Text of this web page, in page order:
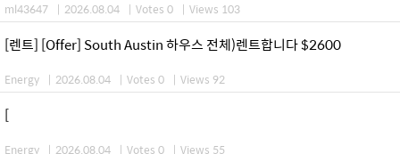
ml43647 | 2026.08.04 | Votes 0 | Views 103
[렌트] [Offer] South Austin 하우스 전체)렌트합니다 $2600
Energy | 2026.08.04 | Votes 0 | Views 92
[
Energy | 2026.08.04 | Votes 0 | Views 55